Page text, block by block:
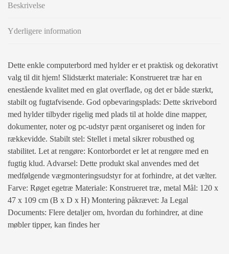
Beskrivelse
Yderligere information
Dette enkle computerbord med hylder er et praktisk og dekorativt
valg til dit hjem! Slidstærkt materiale: Konstrueret træ har en
enestående kvalitet med en glat overflade, og det er både stærkt,
stabilt og fugtafvisende. God opbevaringsplads: Dette skrivebord
med hylder tilbyder rigelig med plads til at holde dine mapper,
dokumenter, noter og pc-udstyr pænt organiseret og inden for
rækkevidde. Stabilt stel: Stellet i metal sikrer robusthed og
stabilitet. Let at rengøre: Kontorbordet er let at rengøre med en
fugtig klud. Advarsel: Dette produkt skal anvendes med det
medfølgende vægmonteringsudstyr for at forhindre, at det vælter.
Farve: Røget egetræ Materiale: Konstrueret træ, metal Mål: 120 x
47 x 109 cm (B x D x H) Montering påkrævet: Ja Legal
Documents: Flere detaljer om, hvordan du forhindrer, at dine
møbler tipper, kan findes her